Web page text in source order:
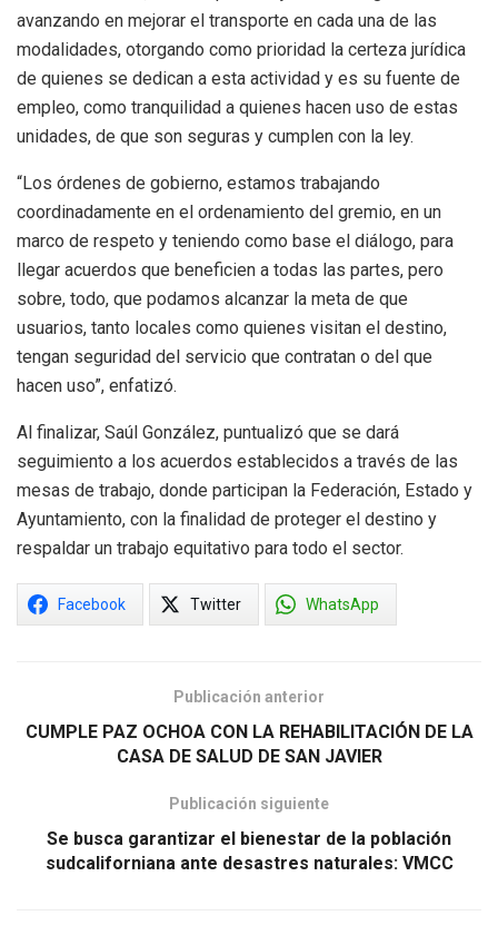
avanzando en mejorar el transporte en cada una de las
modalidades, otorgando como prioridad la certeza jurídica
de quienes se dedican a esta actividad y es su fuente de
empleo, como tranquilidad a quienes hacen uso de estas
unidades, de que son seguras y cumplen con la ley.
“Los órdenes de gobierno, estamos trabajando
coordinadamente en el ordenamiento del gremio, en un
marco de respeto y teniendo como base el diálogo, para
llegar acuerdos que beneficien a todas las partes, pero
sobre, todo, que podamos alcanzar la meta de que
usuarios, tanto locales como quienes visitan el destino,
tengan seguridad del servicio que contratan o del que
hacen uso”, enfatizó.
Al finalizar, Saúl González, puntualizó que se dará
seguimiento a los acuerdos establecidos a través de las
mesas de trabajo, donde participan la Federación, Estado y
Ayuntamiento, con la finalidad de proteger el destino y
respaldar un trabajo equitativo para todo el sector.
Facebook Twitter WhatsApp
Publicación anterior
CUMPLE PAZ OCHOA CON LA REHABILITACIÓN DE LA
CASA DE SALUD DE SAN JAVIER
Publicación siguiente
Se busca garantizar el bienestar de la población
sudcaliforniana ante desastres naturales: VMCC